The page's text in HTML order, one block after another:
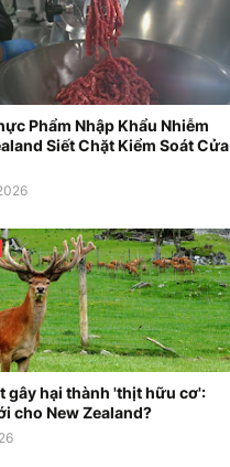
Phẩm Nhập Khẩu Nhiễm
Siết Chặt Kiểm Soát Cửa
gây hại thành 'thịt hữu cơ':
cho New Zealand?